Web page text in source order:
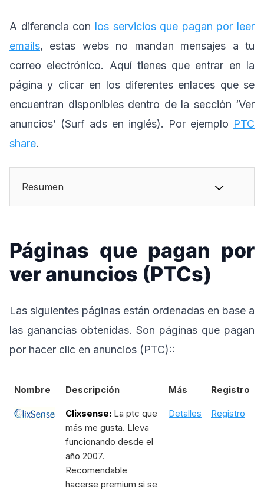
A diferencia con los servicios que pagan por leer
emails, estas webs no mandan mensajes a tu
correo electrónico. Aquí tienes que entrar en la
página y clicar en los diferentes enlaces que se
encuentran disponibles dentro de la sección ‘Ver
anuncios’ (Surf ads en inglés). Por ejemplo PTC
share.
Resumen
Páginas que pagan por
ver anuncios (PTCs)
Las siguientes páginas están ordenadas en base a
las ganancias obtenidas. Son páginas que pagan
por hacer clic en anuncios (PTC)::
Nombre Descripción Más Registro
Clixsense: La ptc que
más me gusta. Lleva
funcionando desde el
año 2007.
Recomendable
hacerse premium si se
Detalles Registro